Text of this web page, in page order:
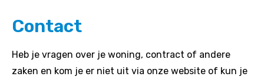
Contact
Heb je vragen over je woning, contract of andere
zaken en kom je er niet uit via onze website of kun je